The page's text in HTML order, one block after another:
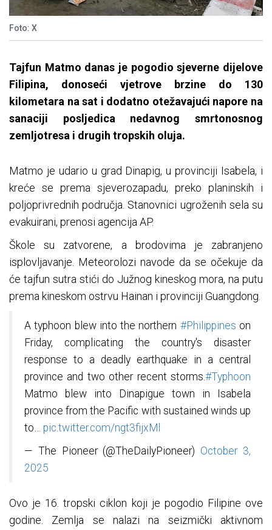
Foto: X
Tajfun Matmo danas je pogodio sjeverne dijelove
Filipina, donoseći vjetrove brzine do 130
kilometara na sat i dodatno otežavajući napore na
sanaciji posljedica nedavnog smrtonosnog
zemljotresa i drugih tropskih oluja.
Matmo je udario u grad Dinapig, u provinciji Isabela, i
kreće se prema sjeverozapadu, preko planinskih i
poljoprivrednih područja. Stanovnici ugroženih sela su
evakuirani, prenosi agencija AP.
Škole su zatvorene, a brodovima je zabranjeno
isplovljavanje. Meteorolozi navode da se očekuje da
će tajfun sutra stići do Južnog kineskog mora, na putu
prema kineskom ostrvu Hainan i provinciji Guangdong.
A typhoon blew into the northern #Philippines on
Friday, complicating the country's disaster
response to a deadly earthquake in a central
province and two other recent storms.#Typhoon
Matmo blew into Dinapigue town in Isabela
province from the Pacific with sustained winds up
to… pic.twitter.com/ngt3fijxMl
— The Pioneer (@TheDailyPioneer) October 3,
2025
Ovo je 16. tropski ciklon koji je pogodio Filipine ove
godine. Zemlja se nalazi na seizmički aktivnom